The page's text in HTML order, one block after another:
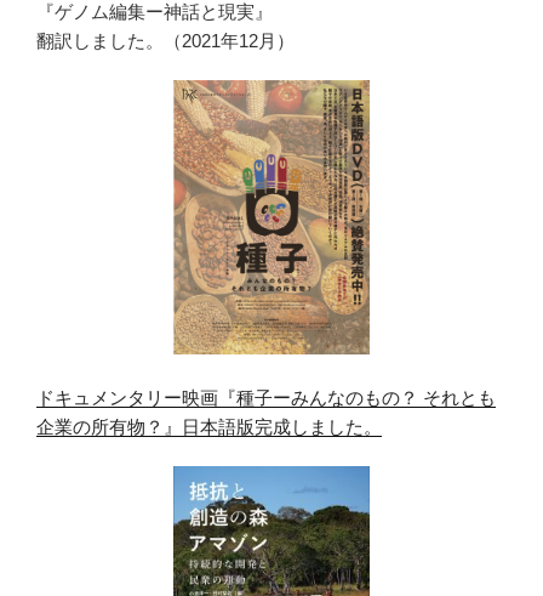
『ゲノム編集ー神話と現実』
翻訳しました。（2021年12月）
ドキュメンタリー映画『種子ーみんなのもの？ それとも
企業の所有物？』日本語版完成しました。